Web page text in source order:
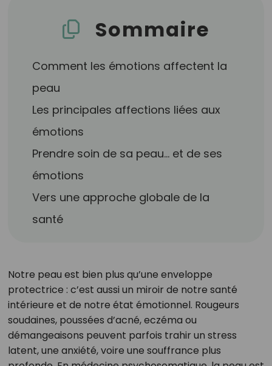
Sommaire
Comment les émotions affectent la
peau
Les principales affections liées aux
émotions
Prendre soin de sa peau… et de ses
émotions
Vers une approche globale de la
santé
Notre peau est bien plus qu’une enveloppe
protectrice : c’est aussi un miroir de notre santé
intérieure et de notre état émotionnel. Rougeurs
soudaines, poussées d’acné, eczéma ou
démangeaisons peuvent parfois trahir un stress
latent, une anxiété, voire une souffrance plus